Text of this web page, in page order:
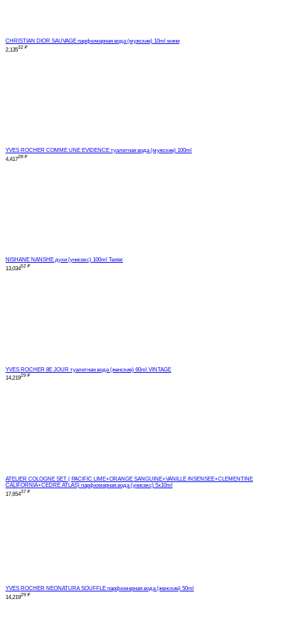
CHRISTIAN DIOR SAUVAGE парфюмерная вода (мужские) 10ml мини
2,13532 ₽
YVES ROCHER COMME UNE EVIDENCE туалетная вода (мужские) 100ml
4,41728 ₽
NISHANE NANSHE духи (унисекс) 100ml Tester
13,03452 ₽
YVES ROCHER 8E JOUR туалетная вода (женские) 60ml VINTAGE
14,21929 ₽
ATELIER COLOGNE SET ( PACIFIC LIME+ORANGE SANGUINE+VANILLE INSENSEE+CLEMENTINE
CALIFORNIA+CEDRE ATLAS) парфюмерная вода (унисекс) 5x10ml
17,65437 ₽
YVES ROCHER NEONATURA SOUFFLE парфюмерная вода (женские) 50ml
14,21929 ₽